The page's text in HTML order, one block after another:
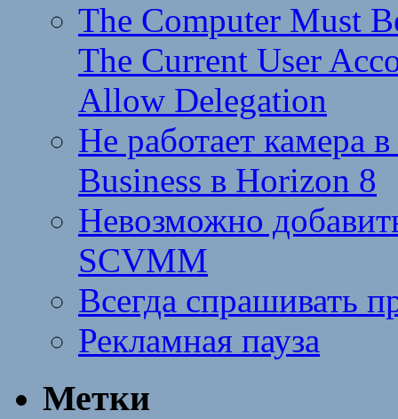
The Computer Must
The Current User
Allow Delegation
Не работает камера
Business в Horizon 8
Невозможно
SCVMM
Всегда спрашивать
Рекламная пауза
Метки